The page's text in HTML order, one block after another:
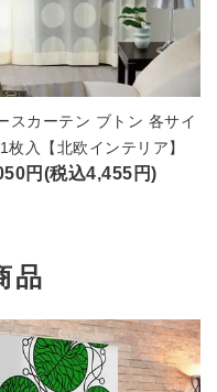
スカーテン ブトン 各サイ
枚入【北欧インテリア】
円(税込4,455円)
品